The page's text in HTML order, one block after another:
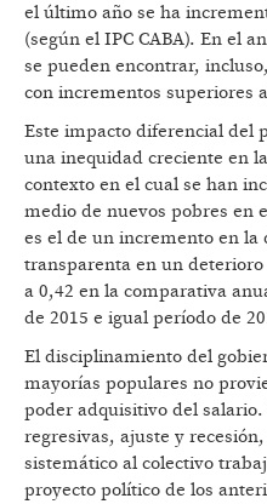
el último año se ha
(según el IPC CABA). En el
se pueden encontrar,
con incrementos superiores
Este impacto diferencial del
una inequidad creciente en
contexto en el cual se han
medio de nuevos pobres en
es el de un incremento en la
transparenta en un
a 0,42 en la comparativa
de 2015 e igual período de
El disciplinamiento del
mayorías populares no
poder adquisitivo del
regresivas, ajuste y
sistemático al colectivo
proyecto político de los